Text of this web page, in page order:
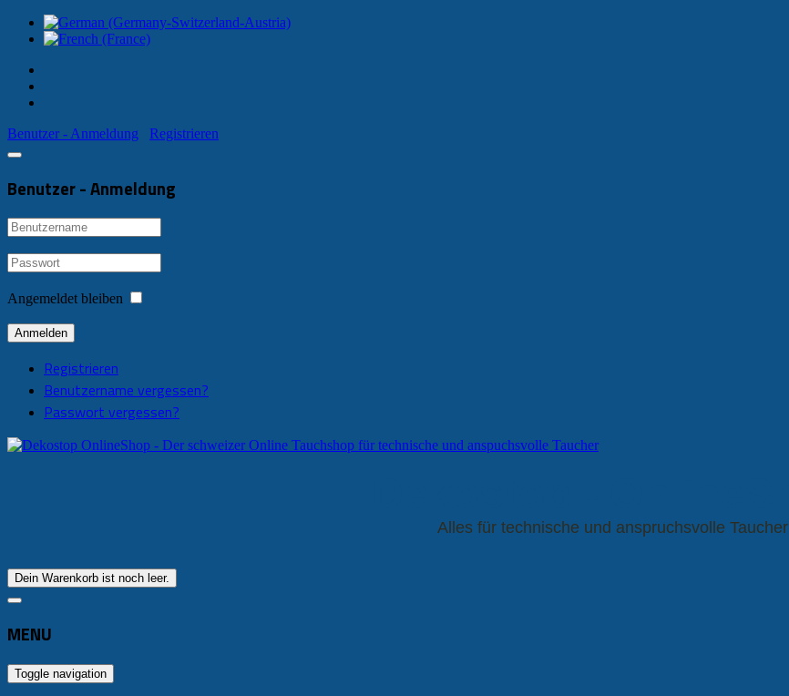
Benutzer - Anmeldung Registrieren
Benutzer - Anmeldung
Angemeldet bleiben
Anmelden
Registrieren
Benutzername vergessen?
Passwort vergessen?
Alles für technische und anspruchsvolle Taucher
Dein Warenkorb ist noch leer.
MENU
Toggle navigation